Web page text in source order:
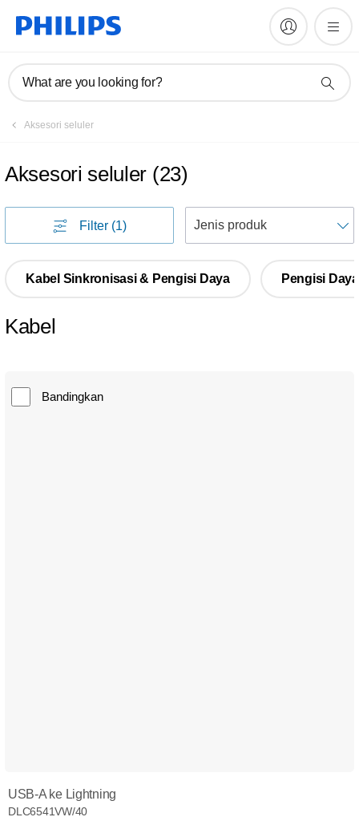
What are you looking for?
Aksesori seluler
Aksesori seluler (23)
Filter (1)
Kabel Sinkronisasi & Pengisi Daya Pengisi
Kabel
Bandingkan
USB-A ke Lightning
DLC6541VW/40